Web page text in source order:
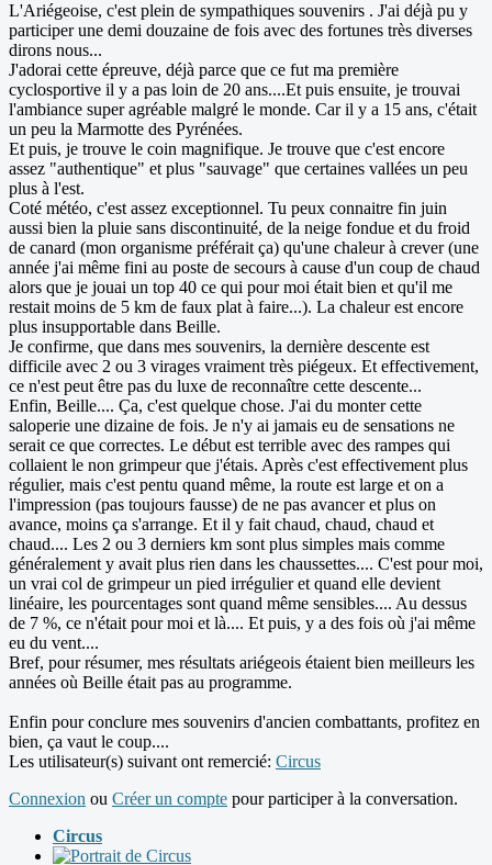
L'Ariégeoise, c'est plein de sympathiques souvenirs . J'ai déjà pu y
participer une demi douzaine de fois avec des fortunes très diverses
dirons nous...
J'adorai cette épreuve, déjà parce que ce fut ma première
cyclosportive il y a pas loin de 20 ans....Et puis ensuite, je trouvai
l'ambiance super agréable malgré le monde. Car il y a 15 ans, c'était
un peu la Marmotte des Pyrénées.
Et puis, je trouve le coin magnifique. Je trouve que c'est encore
assez "authentique" et plus "sauvage" que certaines vallées un peu
plus à l'est.
Coté météo, c'est assez exceptionnel. Tu peux connaitre fin juin
aussi bien la pluie sans discontinuité, de la neige fondue et du froid
de canard (mon organisme préférait ça) qu'une chaleur à crever (une
année j'ai même fini au poste de secours à cause d'un coup de chaud
alors que je jouai un top 40 ce qui pour moi était bien et qu'il me
restait moins de 5 km de faux plat à faire...). La chaleur est encore
plus insupportable dans Beille.
Je confirme, que dans mes souvenirs, la dernière descente est
difficile avec 2 ou 3 virages vraiment très piégeux. Et effectivement,
ce n'est peut être pas du luxe de reconnaître cette descente...
Enfin, Beille.... Ça, c'est quelque chose. J'ai du monter cette
saloperie une dizaine de fois. Je n'y ai jamais eu de sensations ne
serait ce que correctes. Le début est terrible avec des rampes qui
collaient le non grimpeur que j'étais. Après c'est effectivement plus
régulier, mais c'est pentu quand même, la route est large et on a
l'impression (pas toujours fausse) de ne pas avancer et plus on
avance, moins ça s'arrange. Et il y fait chaud, chaud, chaud et
chaud.... Les 2 ou 3 derniers km sont plus simples mais comme
généralement y avait plus rien dans les chaussettes.... C'est pour moi,
un vrai col de grimpeur un pied irrégulier et quand elle devient
linéaire, les pourcentages sont quand même sensibles.... Au dessus
de 7 %, ce n'était pour moi et là.... Et puis, y a des fois où j'ai même
eu du vent....
Bref, pour résumer, mes résultats ariégeois étaient bien meilleurs les
années où Beille était pas au programme.
Enfin pour conclure mes souvenirs d'ancien combattants, profitez en
bien, ça vaut le coup....
Les utilisateur(s) suivant ont remercié: Circus
Connexion ou Créer un compte pour participer à la conversation.
Circus